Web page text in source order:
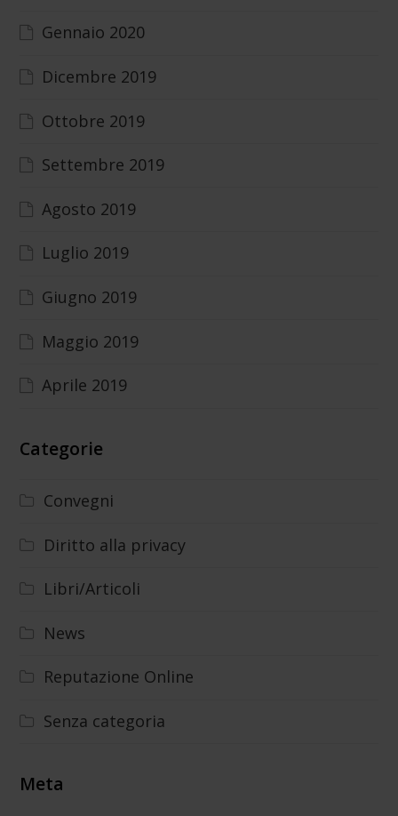
Gennaio 2020
Dicembre 2019
Ottobre 2019
Settembre 2019
Agosto 2019
Luglio 2019
Giugno 2019
Maggio 2019
Aprile 2019
Categorie
Convegni
Diritto alla privacy
Libri/Articoli
News
Reputazione Online
Senza categoria
Meta